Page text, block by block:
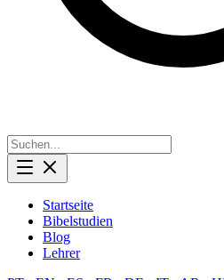
Startseite
Bibelstudien
Blog
Lehrer